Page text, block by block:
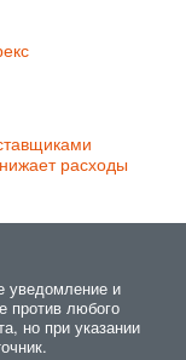
расходы
уведомление и
против любого
но при указании